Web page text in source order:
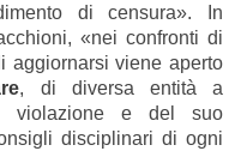
di censura». In
«nei confronti di
aggiornarsi viene aperto
, di diversa entità a
violazione e del suo
disciplinari di ogni